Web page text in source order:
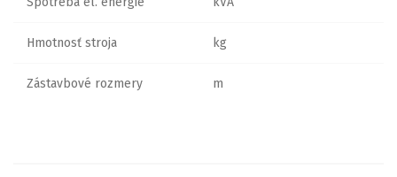
Hmotnosť stroja kg
Zástavbové rozmery m